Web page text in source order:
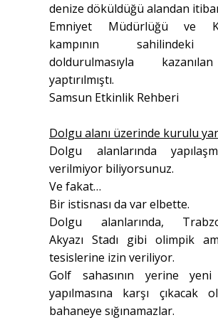
denize döküldüğü alandan
Emniyet Müdürlüğü ve
kampının sahilindeki
doldurulmasıyla
yaptırılmıştı.
Samsun Etkinlik Rehberi
Dolgu alanı üzerinde kurulu
Dolgu alanlarında
verilmiyor biliyorsunuz.
Ve fakat…
Bir istisnası da var elbette.
Dolgu alanlarında,
Akyazı Stadı gibi olimpik
tesislerine izin veriliyor.
Golf sahasının yerine
yapılmasına karşı çıkacak
bahaneye sığınamazlar.